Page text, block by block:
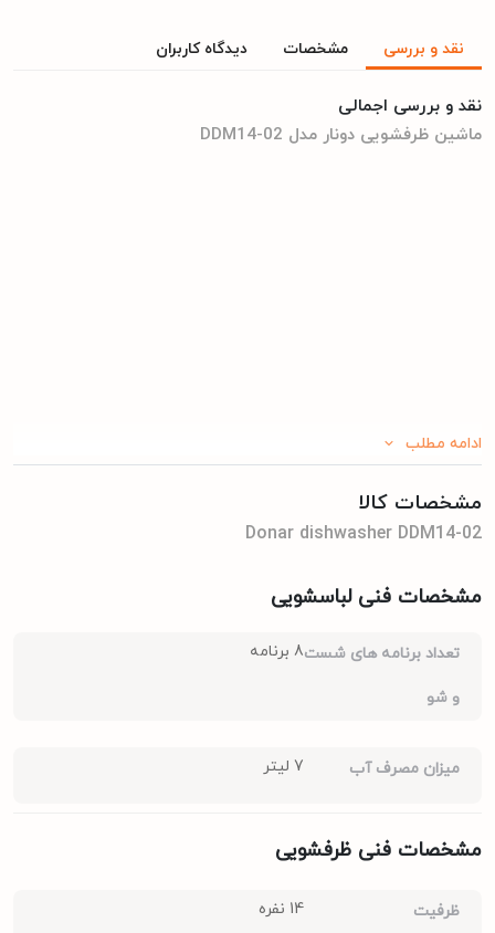
نقد و بررسی مشخصات دیدگاه کاربران
نقد و بررسی اجمالی
ماشین ظرفشویی دونار مدل DDM14-02
ادامه مطلب
مشخصات کالا
Donar dishwasher DDM14-02
مشخصات فنی لباسشویی
تعداد برنامه های شست
و شو
8 برنامه
میزان مصرف آب 7 لیتر
مشخصات فنی ظرفشویی
ظرفیت 14 نفره